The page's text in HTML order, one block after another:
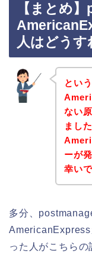
【まとめ
人はどうす
とい
ない
まし
ーが
幸いで
多分、
AmericanExpress
った人がこちらの